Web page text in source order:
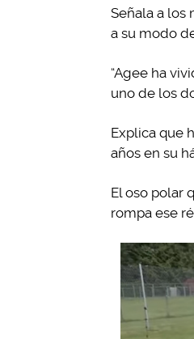
Señala a los
a su modo
“Agee ha
uno de los
Explica que
años en su
El oso polar
rompa ese